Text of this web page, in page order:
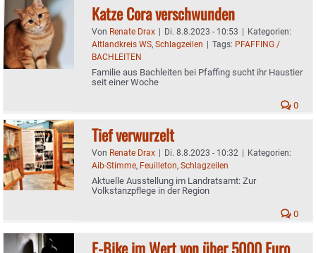
Katze Cora verschwunden
Von Renate Drax | Di. 8.8.2023 - 10:53 | Kategorien:
Altlandkreis WS, Schlagzeilen | Tags: PFAFFING /
BACHLEITEN
Familie aus Bachleiten bei Pfaffing sucht ihr Haustier
seit einer Woche
0
Tief verwurzelt
Von Renate Drax | Di. 8.8.2023 - 10:32 | Kategorien:
Aib-Stimme, Feuilleton, Schlagzeilen
Aktuelle Ausstellung im Landratsamt: Zur
Volkstanzpflege in der Region
0
E-Bike im Wert von über 5000 Euro